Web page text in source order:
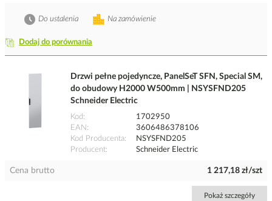
Dodaj do porównania
Na zamówienie
Do ustalenia
Drzwi pełne pojedyncze, PanelSeT SFN, Special SM,
do obudowy H2000 W500mm | NSYSFND205
Schneider Electric
Kod
1702950
EAN
3606486378106
Kod Producenta
NSYSFND205
Producent
Schneider Electric
Cena brutto 1 217,18 zł/szt
Pokaż szczegóły